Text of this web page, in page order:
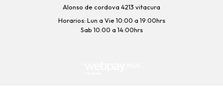
Alonso de cordova 4213 vitacura
Horarios: Lun a Vie 10:00 a 19:00hrs
Sab 10:00 a 14:00hrs